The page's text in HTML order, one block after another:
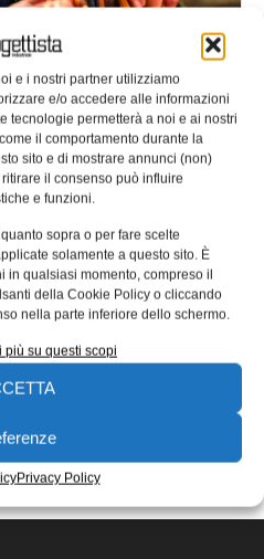
e i nostri partner utilizziamo
e/o accedere alle informazioni
tecnologie permetterà a noi e ai nostri
il comportamento durante la
sito e di mostrare annunci (non)
il consenso può influire
e funzioni.
sopra o per fare scelte
solamente a questo sito. È
in qualsiasi momento, compreso il
della Cookie Policy o cliccando
nella parte inferiore dello schermo.
più su questi scopi
Privacy Policy
Products lancia il
di protezione
il più grande produttore a
dalla testa ai piedi nel campo
WEB